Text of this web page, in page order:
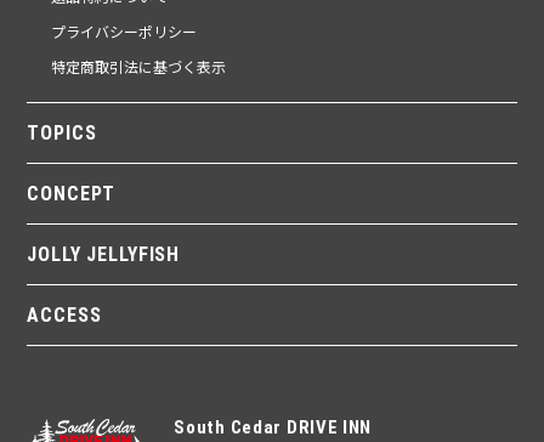
プライバシーポリシー
特定商取引法に基づく表示
TOPICS
CONCEPT
JOLLY JELLYFISH
ACCESS
South Cedar DRIVE INN